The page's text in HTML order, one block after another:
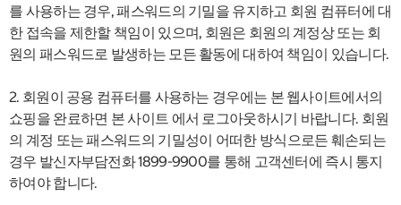
를 사용하는 경우, 패스워드의 기밀을 유지하고 회원 컴퓨터에 대
한 접속을 제한할 책임이 있으며, 회원은 회원의 계정상 또는 회
원의 패스워드로 발생하는 모든 활동에 대하여 책임이 있습니다.
2. 회원이 공용 컴퓨터를 사용하는 경우에는 본 웹사이트에서의
쇼핑을 완료하면 본 사이트 에서 로그아웃하시기 바랍니다. 회원
의 계정 또는 패스워드의 기밀성이 어떠한 방식으로든 훼손되는
경우 발신자부담전화 1899-9900를 통해 고객센터에 즉시 통지
하여야 합니다.